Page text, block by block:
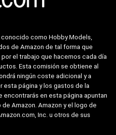
como Hobby Models,
de Amazon de tal forma que
el trabajo que hacemos cada día
Esta comisión se obtiene al
ningún coste adicional y a
esta página y los gastos de la
encontrarás en esta página apuntan
Amazon. Amazon y el logo de
Inc. u otros de sus